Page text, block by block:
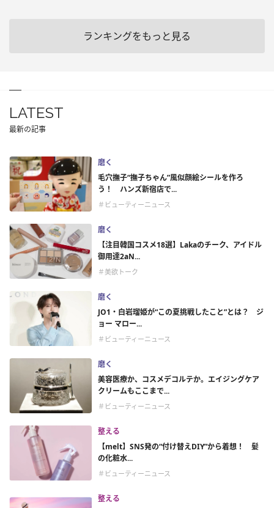
ランキングをもっと見る
LATEST
最新の記事
磨く
毛穴撫子“撫子ちゃん”風似顔絵シールを作ろ
う！ ハンズ新宿店で...
＃ビューティーニュース
磨く
【注目韓国コスメ18選】Lakaのチーク、アイドル
御用達2aN...
＃美欲トーク
磨く
JO1・白岩瑠姫が“この夏挑戦したこと”とは？ ジ
ョー マロー...
＃ビューティーニュース
磨く
美容医療か、コスメデコルテか。エイジングケア
クリームもここまで...
＃ビューティーニュース
整える
【melt】SNS発の“付け替えDIY”から着想！ 髪
の化粧水...
＃ビューティーニュース
整える